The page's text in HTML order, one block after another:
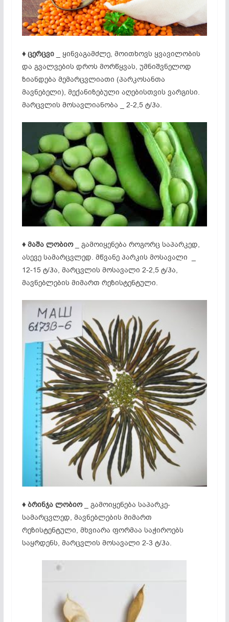
♦ ცერცვი_ ყინვაგამძლე, მოითხოვს ყვავილობის
და გვალვების დროს მორწყვას, უმნიშვნელოდ
ზიანდება მემარცვლიათი (პარკოსანთა
მავნებელი), მექანიზებული აღებისთვის ვარგისი.
მარცვლის მოსავლიანობა _ 2-2,5 ტ/ჰა.
♦ მაშა ლობიო_ გამოიყენება როგორც საპარკედ,
ასევე სამარცვლედ. მწვანე პარკის მოსავალი _
12-15 ტ/ჰა, მარცვლის მოსავალი 2-2,5 ტ/ჰა,
მავნებლების მიმართ რეზისტენტული.
♦ ბრინჯა ლობიო_ გამოიყენება საპარკე-
სამარცვლედ, მავნებლების მიმართ
რეზისტენტული, მხვიარა ფორმაა საჭიროებს
საყრდენს, მარცვლის მოსავალი 2-3 ტ/ჰა.